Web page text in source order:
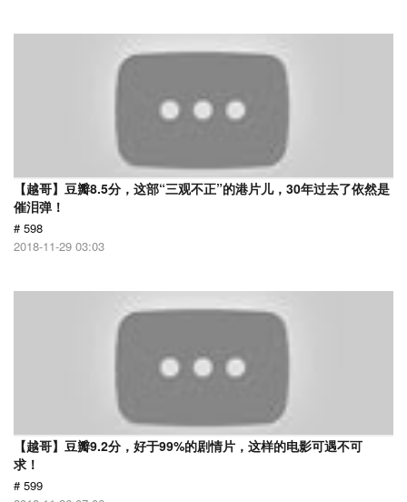
【越哥】豆瓣8.5分，这部“三观不正”的港片儿，30年过去了依然是
催泪弹！
# 598
2018-11-29 03:03
【越哥】豆瓣9.2分，好于99%的剧情片，这样的电影可遇不可
求！
# 599